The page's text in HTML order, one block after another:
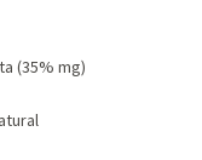
(35% mg)